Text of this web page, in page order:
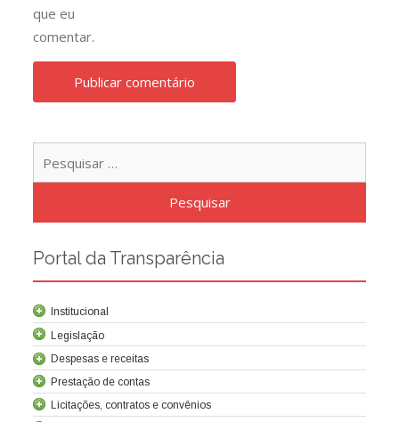
que eu
comentar.
Portal da Transparência
Institucional
Legislação
Despesas e receitas
Prestação de contas
Licitações, contratos e convênios